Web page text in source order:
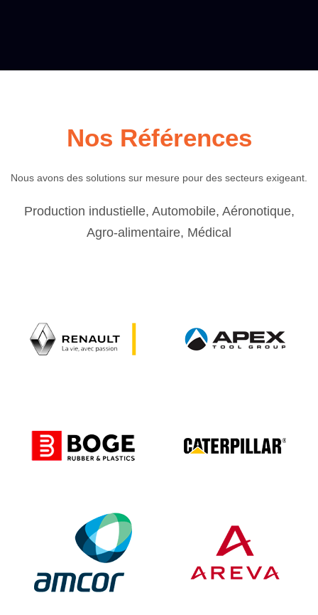
Nos Références
Nous avons des solutions sur mesure pour des secteurs exigeant.
Production industielle, Automobile, Aéronotique,
Agro-alimentaire, Médical